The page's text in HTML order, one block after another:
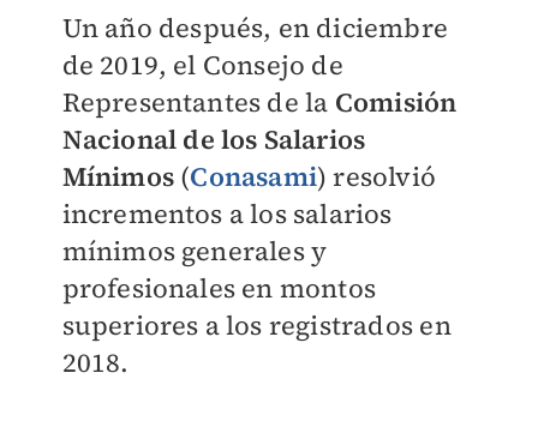
Un año después, en diciembre
de 2019, el Consejo de
Representantes de la Comisión
Nacional de los Salarios
Mínimos(Conasami) resolvió
incrementos a los salarios
mínimos generales y
profesionales en montos
superiores a los registrados en
2018.